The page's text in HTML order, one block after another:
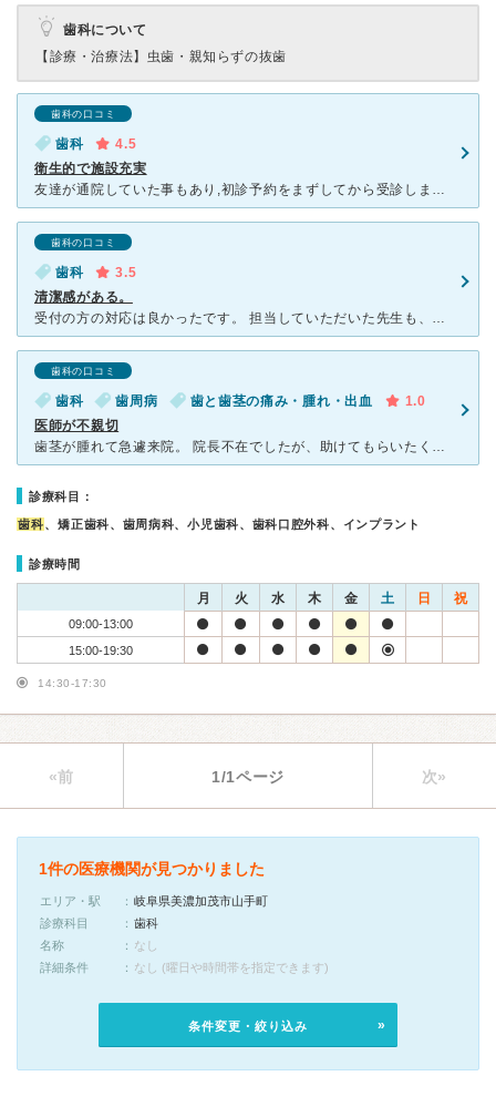
歯科について
【診療・治療法】 虫歯・親知らずの抜歯
歯科の口コミ
歯科
4.5
衛生的で施設充実
友達が通院していた事もあり,初診予約をまずしてから受診しました。 4回ほど通院させてもらってますが,とにかく院内のスタッフの方々が親切でとても丁寧かつ,時にはフレンドリーに対応して下さいます。スタッ
歯科の口コミ
歯科
3.5
清潔感がある。
受付の方の対応は良かったです。 担当していただいた先生も、丁寧に私の歯の状態、問題点、今後の治療について説明してくださり、低姿勢で好感が持てました。 ただ、歯科助手なのか歯科衛生士なのか不明で
歯科の口コミ
歯科 歯周病 歯と歯茎の痛み・腫れ・出血
1.0
医師が不親切
歯茎が腫れて急遽来院。 院長不在でしたが、助けてもらいたくて来院しました。 薬を入れてもらいましたが、「かなりウミが出ている」と言われ、不安しかありませんでした。 学会では抜く事例とか？ 学
診療科目：
歯科、矯正歯科、歯周病科、小児歯科、歯科口腔外科、インプラント
診療時間
月 火 水 木 金 土 日 祝
09:00-13:00
15:00-19:30
14:30-17:30
«前 1/1ページ 次»
1件の医療機関が見つかりました
エリア・駅
岐阜県美濃加茂市山手町
診療科目
歯科
名称
なし
詳細条件
なし (曜日や時間帯を指定できます)
条件変更・絞り込み